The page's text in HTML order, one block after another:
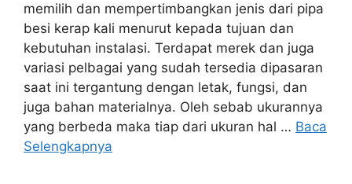
memilih dan mempertimbangkan jenis dari pipa
besi kerap kali menurut kepada tujuan dan
kebutuhan instalasi. Terdapat merek dan juga
variasi pelbagai yang sudah tersedia dipasaran
saat ini tergantung dengan letak, fungsi, dan
juga bahan materialnya. Oleh sebab ukurannya
yang berbeda maka tiap dari ukuran hal … Baca
Selengkapnya